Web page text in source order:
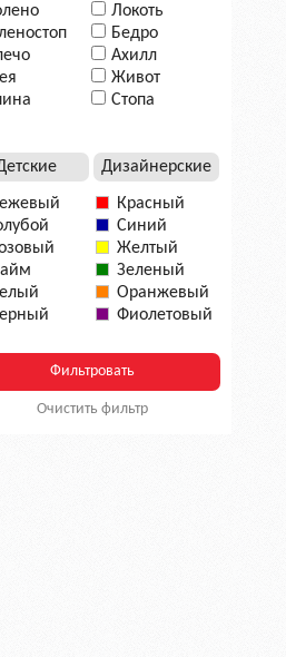
Локоть
Бедро
Ахилл
Живот
Стопа
Дизайнерские
Красный
Синий
Желтый
Зеленый
Оранжевый
Фиолетовый
Очистить фильтр